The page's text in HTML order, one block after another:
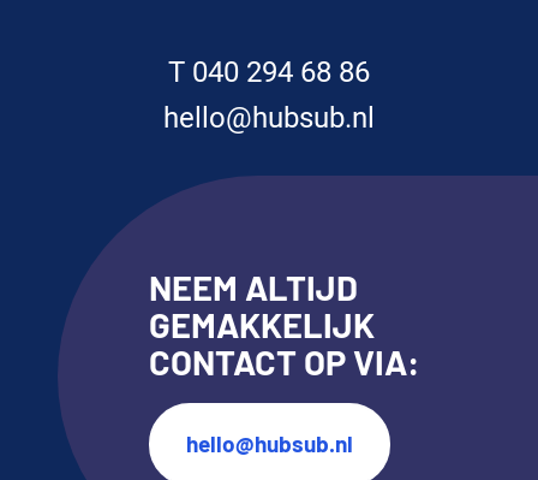
T 040 294 68 86
hello@hubsub.nl
NEEM ALTIJD
GEMAKKELIJK
CONTACT OP VIA:
hello@hubsub.nl